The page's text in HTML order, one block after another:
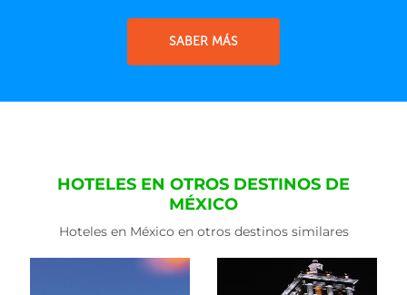
SABER MÁS
HOTELES EN OTROS DESTINOS DE
MÉXICO
Hoteles en México en otros destinos similares